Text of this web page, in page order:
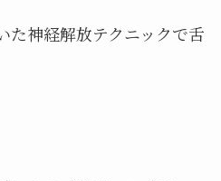
た神経解放テクニックで舌